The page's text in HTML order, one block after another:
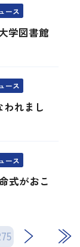
ース
学図書館
ース
れまし
ース
式がおこ
最後